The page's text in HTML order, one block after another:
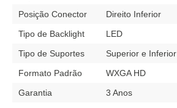
Posição Conector
Direito Inferior
Tipo de Backlight
LED
Tipo de Suportes
Superior e Inferior
Formato Padrão
WXGA HD
Garantia
3 Anos